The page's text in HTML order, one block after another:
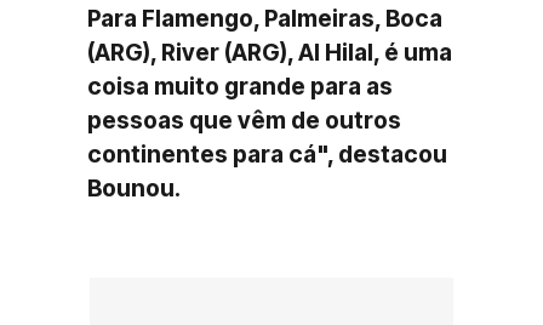
Para Flamengo, Palmeiras, Boca
(ARG), River (ARG), Al Hilal, é uma
coisa muito grande para as
pessoas que vêm de outros
continentes para cá", destacou
Bounou.